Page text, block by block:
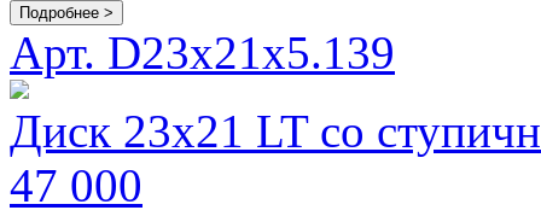
Подробнее >
Арт. D23x21x5.139
Диск 23х21 LT со
47 000